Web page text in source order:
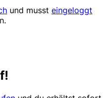
und musst eingeloggt